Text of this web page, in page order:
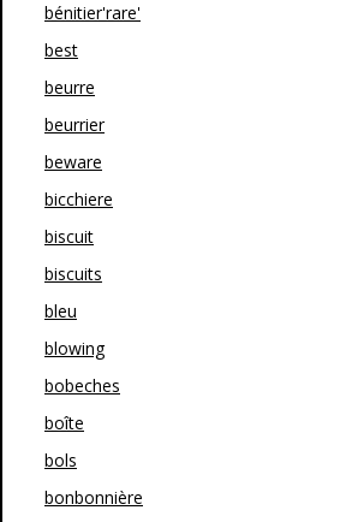
bénitier'rare'
best
beurre
beurrier
beware
bicchiere
biscuit
biscuits
bleu
blowing
bobeches
boîte
bols
bonbonnière